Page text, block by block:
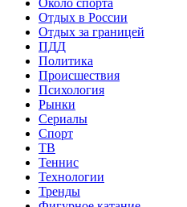
Около спорта
Отдых в России
Отдых за границей
ПДД
Политика
Происшествия
Психология
Рынки
Сериалы
Спорт
ТВ
Теннис
Технологии
Тренды